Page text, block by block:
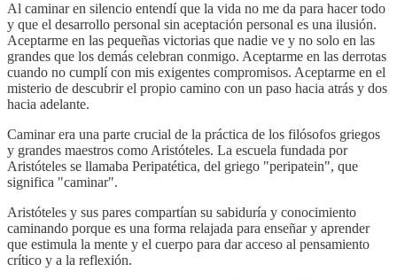
Al caminar en silencio entendí que la vida no me da para hacer todo
y que el desarrollo personal sin aceptación personal es una ilusión.
Aceptarme en las pequeñas victorias que nadie ve y no solo en las
grandes que los demás celebran conmigo. Aceptarme en las derrotas
cuando no cumplí con mis exigentes compromisos. Aceptarme en el
misterio de descubrir el propio camino con un paso hacia atrás y dos
hacia adelante.
Caminar era una parte crucial de la práctica de los filósofos griegos
y grandes maestros como Aristóteles. La escuela fundada por
Aristóteles se llamaba Peripatética, del griego "peripatein", que
significa "caminar".
Aristóteles y sus pares compartían su sabiduría y conocimiento
caminando porque es una forma relajada para enseñar y aprender
que estimula la mente y el cuerpo para dar acceso al pensamiento
crítico y a la reflexión.